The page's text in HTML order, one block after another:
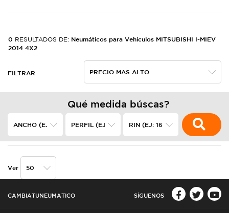
0 RESULTADOS DE: Neumáticos para Vehículos MITSUBISHI I-MIEV
2014 4X2
FILTRAR
Qué medida búscas?
Ver
CAMBIATUNEUMATICO SÍGUENOS